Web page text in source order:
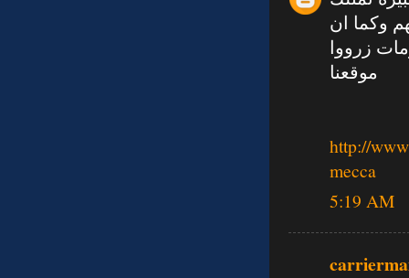
وكما ان
زرووا
موقعنا
http://
mecca
5:19 AM